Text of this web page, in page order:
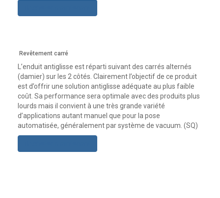
Revêtement carré
L’enduit antiglisse est réparti suivant des carrés alternés
(damier) sur les 2 côtés. Clairement l’objectif de ce produit
est d’offrir une solution antiglisse adéquate au plus faible
coût. Sa performance sera optimale avec des produits plus
lourds mais il convient à une très grande variété
d’applications autant manuel que pour la pose
automatisée, généralement par système de vacuum. (SQ)